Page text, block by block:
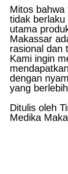
Mitos bahwa
tidak berlaku
utama
Makassar
rasional dan
Kami ingin
dengan
yang
Ditulis oleh
Medika